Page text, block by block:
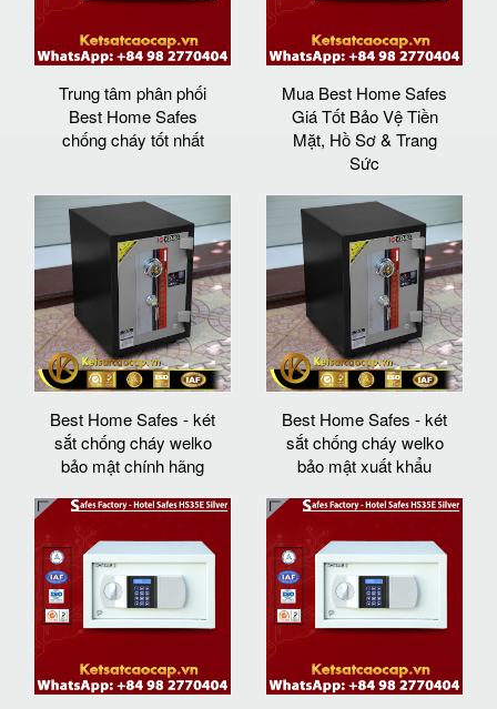
Trung tâm phân phối
Best Home Safes
chống cháy tốt nhất
Mua Best Home Safes
Giá Tốt Bảo Vệ Tiền
Mặt, Hồ Sơ & Trang
Sức
Best Home Safes - két
sắt chống cháy welko
bảo mật chính hãng
Best Home Safes - két
sắt chống cháy welko
bảo mật xuất khẩu